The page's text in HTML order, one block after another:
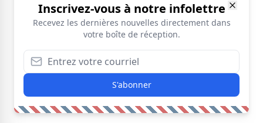
Inscrivez-vous à notre infolettre
Recevez les dernières nouvelles directement dans
votre boîte de réception.
S'abonner